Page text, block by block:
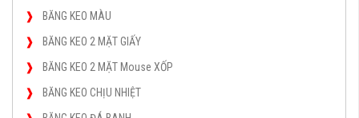
BĂNG KEO MÀU
BĂNG KEO 2 MẶT GIẤY
BĂNG KEO 2 MẶT Mouse XỐP
BĂNG KEO CHỊU NHIỆT